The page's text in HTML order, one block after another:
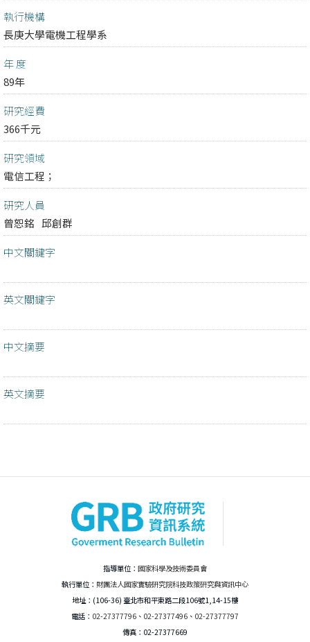
執行機構
長庚大學電機工程學系
年 度
89年
研究經費
366千元
研究領域
電信工程；
研究人員
曾恕銘 邱創群
中文關鍵字
英文關鍵字
中文摘要
英文摘要
指導單位： 國家科學及技術委員會
執行單位： 財團法人國家實驗研究院科技政策研究與資訊中心
地址：(106-36) 臺北市和平東路二段106號1,14-15樓
電話： 02-27377796 、 02-27377496 、 02-27377797
傳真：02-27377669